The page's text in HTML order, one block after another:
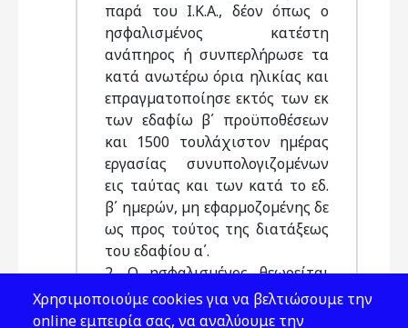
παρά του Ι.Κ.Α., δέον όπως ο
ησφαλισµένος κατέστη
ανάπηρος ή συνπερλήρωσε τα
κατά ανωτέρω όρια ηλικίας και
επραγµατοποίησε εκτός των εκ
των εδαφίω β΄ προϋποθέσεων
και 1500 τουλάχιστον ηµέρας
εργασίας συνυπολογιζοµένων
εις ταύτας και των κατά το εδ.
β΄ ηµερών, µη εφαρµοζοµένης δε
ως προς τούτος της διατάξεως
του εδαφίου α΄.
2. Ο ησφαλισµένος θεωρείται
ανάπηρος κατά την έννοιαν της
διατάξεως της προηγουµένης
Χρησιμοποιούμε cookies για να βελτιώσουμε την
online εμπειρία σας, να αναλύουμε την